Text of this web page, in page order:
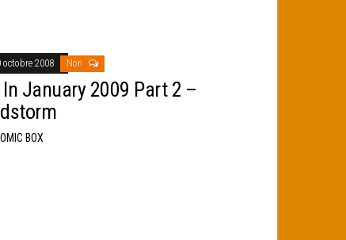
octobre 2008 Non
In January 2009 Part 2 –
BOX